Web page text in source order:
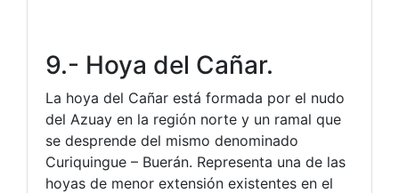
9.- Hoya del Cañar.
La hoya del Cañar está formada por el nudo
del Azuay en la región norte y un ramal que
se desprende del mismo denominado
Curiquingue – Buerán. Representa una de las
hoyas de menor extensión existentes en el